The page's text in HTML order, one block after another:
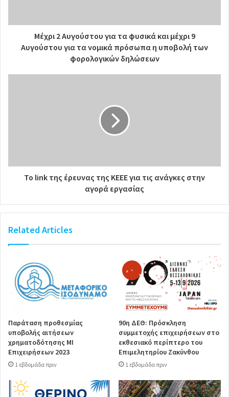
Μέχρι 2 Αυγούστου για τα φυσικά και μέχρι 9
Αυγούστου για τα νομικά πρόσωπα η υποβολή των
φορολογικών δηλώσεων
Το link της έρευνας της ΚΕΕΕ για τις ανάγκες στην
αγορά εργασίας
Related Articles
Παράταση προθεσμίας
υποβολής αιτήσεων
χρηματοδότησης ΜΙ
Επιχειρήσεων 2023
1 εβδομάδα πριν
90η ΔΕΘ: Πρόσκληση
συμμετοχής επιχειρήσεων στο
εκθεσιακό περίπτερο του
Επιμελητηρίου Ζακύνθου
1 εβδομάδα πριν